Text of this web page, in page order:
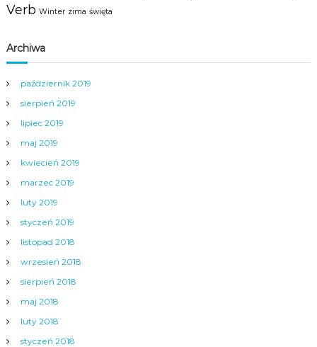
Verb Winter zima święta
Archiwa
październik 2019
sierpień 2019
lipiec 2019
maj 2019
kwiecień 2019
marzec 2019
luty 2019
styczeń 2019
listopad 2018
wrzesień 2018
sierpień 2018
maj 2018
luty 2018
styczeń 2018